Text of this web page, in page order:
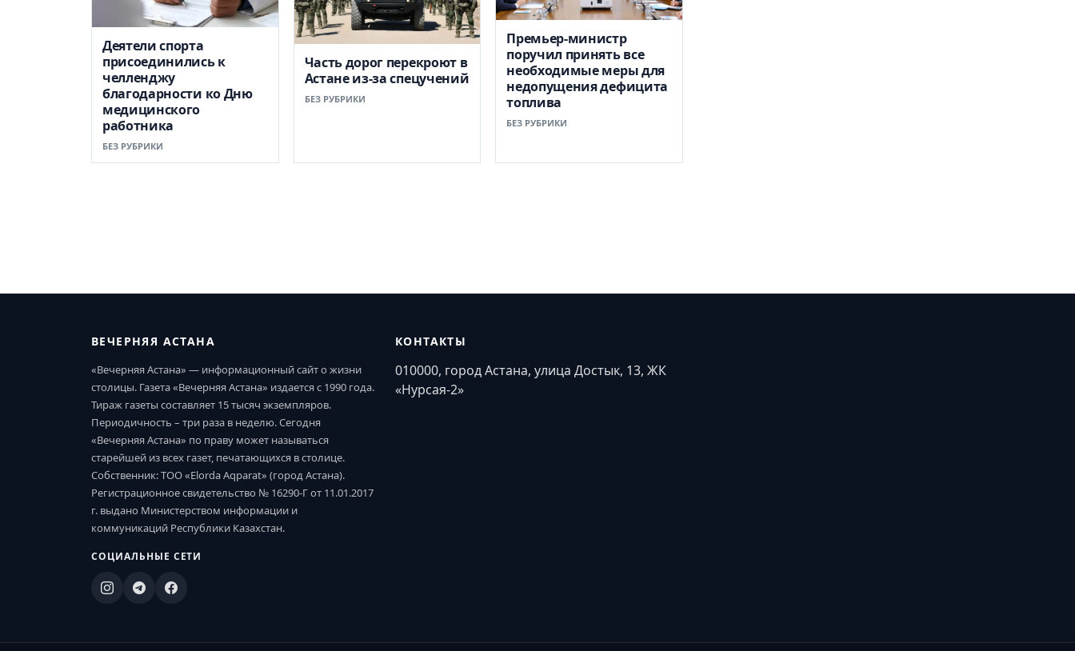
Деятели спорта
присоединились к
челленджу
благодарности ко Дню
медицинского
работника
БЕЗ РУБРИКИ
Часть дорог перекроют в
Астане из-за спецучений
БЕЗ РУБРИКИ
Премьер-министр
поручил принять все
необходимые меры для
недопущения дефицита
топлива
БЕЗ РУБРИКИ
ВЕЧЕРНЯЯ АСТАНА
«Вечерняя Астана» — информационный сайт о жизни
столицы. Газета «Вечерняя Астана» издается с 1990 года.
Тираж газеты составляет 15 тысяч экземпляров.
Периодичность – три раза в неделю. Сегодня
«Вечерняя Астана» по праву может называться
старейшей из всех газет, печатающихся в столице.
Собственник: ТОО «Elorda Aqparat» (город Астана).
Регистрационное свидетельство № 16290-Г от 11.01.2017
г. выдано Министерством информации и
коммуникаций Республики Казахстан.
СОЦИАЛЬНЫЕ СЕТИ
КОНТАКТЫ
010000, город Астана, улица Достык, 13, ЖК
«Нурсая-2»